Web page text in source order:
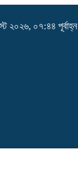
২০২৬, ০৭:৪৪ পূর্বাহ্ন